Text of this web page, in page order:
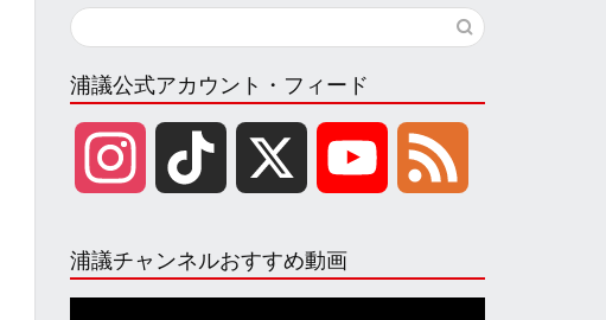
浦議公式アカウント・フィード
s k u e
浦議チャンネルおすすめ動画